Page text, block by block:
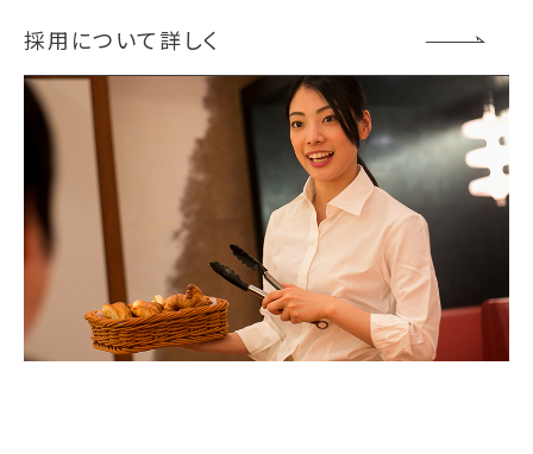
採用について詳しく